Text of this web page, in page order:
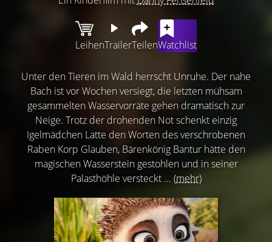
LeihenTrailerTeilenWatchlist
Unter den Tieren im Wald herrscht Unruhe. Der nahe
Bach ist vor Wochen versiegt, die letzten mühsam
gesammelten Wasservorräte gehen dramatisch zur
Neige. Trotz der drohenden Not schenkt einzig
Igelmädchen Latte den Worten des verschrobenen
Raben Korp Glauben, Bärenkönig Bantur hätte den
magischen Wasserstein gestohlen und in seiner
Palasthöhle versteckt ... (mehr)